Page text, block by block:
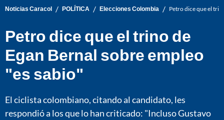
Noticias Caracol / POLÍTICA / Elecciones Colombia / Petro dice que el
Petro dice que el trino de
Egan Bernal sobre empleo
"es sabio"
El ciclista colombiano, citando al candidato, les
respondió a los que lo han criticado: "Incluso Gustavo